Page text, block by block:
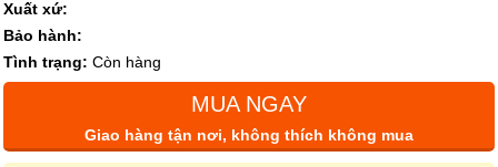
Xuất xứ:
Bảo hành:
Tình trạng: Còn hàng
MUA NGAY
Giao hàng tận nơi, không thích không mua